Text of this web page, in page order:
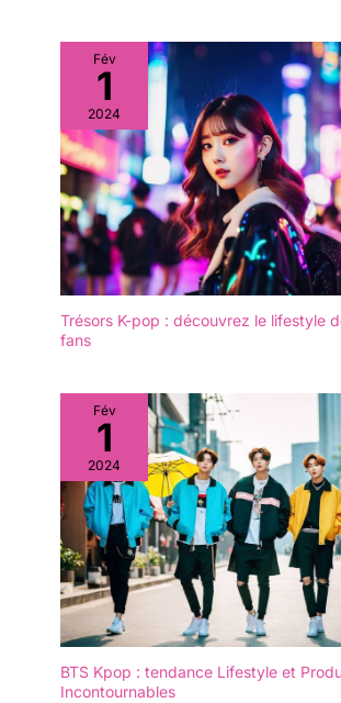
Fév
1
2024
Trésors K-pop : découvrez le lifestyle
fans
Fév
1
2024
BTS Kpop : tendance Lifestyle et
Incontournables